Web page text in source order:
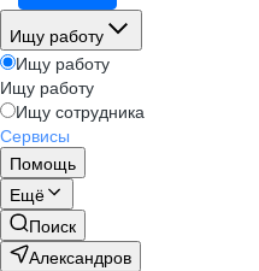
Ищу работу
Ищу работу
Ищу работу
Ищу сотрудника
Сервисы
Помощь
Ещё
Поиск
Александров